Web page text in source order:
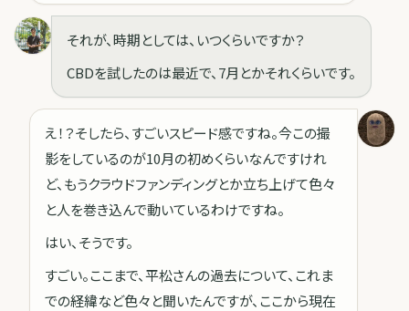
それが、時期としては、いつくらいですか？
CBDを試したのは最近で、7月とかそれくらいです。
え！？そしたら、すごいスピード感ですね。今この撮
影をしているのが10月の初めくらいなんですけれ
ど、もうクラウドファンディングとか立ち上げて色々
と人を巻き込んで動いているわけですね。
はい、そうです。
すごい。ここまで、平松さんの過去について、これま
での経緯など色々と聞いたんですが、ここから現在